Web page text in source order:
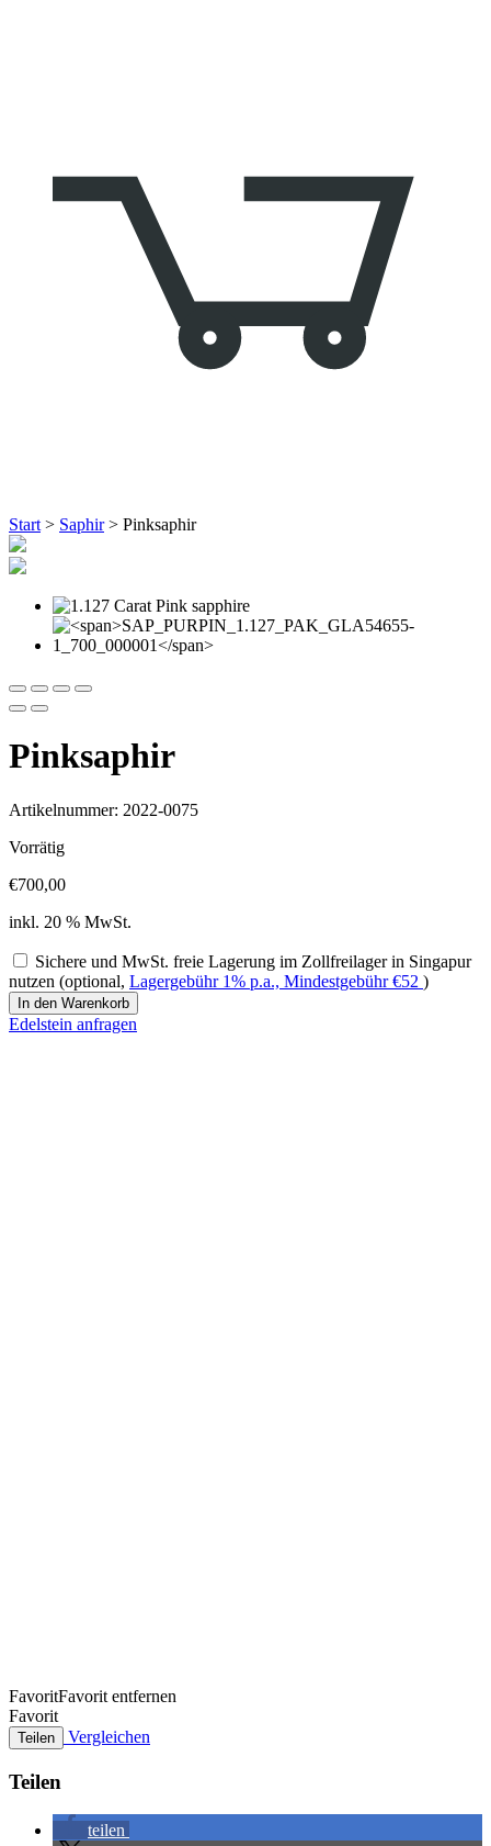
Start > Saphir> Pinksaphir
Pinksaphir
Artikelnummer: 2022-0075
Vorrätig
€700,00
inkl. 20 % MwSt.
Sichere und MwSt. freie Lagerung im Zollfreilager in Singapur
nutzen (optional, Lagergebühr 1% p.a., Mindestgebühr€52 )
Pinksaphir
Menge
In den Warenkorb
Edelstein anfragen
FavoritFavorit entfernen
Favorit
Teilen Vergleichen
Teilen
teilen